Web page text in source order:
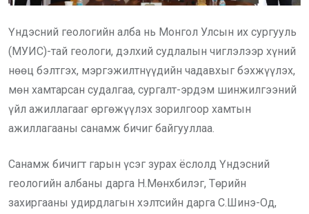
Үндэсний геологийн алба нь Монгол Улсын их сургууль
(МУИС)-тай геологи, дэлхий судлалын чиглэлээр хүний
нөөц бэлтгэх, мэргэжилтнүүдийн чадавхыг бэхжүүлэх,
мөн хамтарсан судалгаа, сургалт-эрдэм шинжилгээний
үйл ажиллагааг өргөжүүлэх зорилгоор хамтын
ажиллагааны санамж бичиг байгууллаа.
Санамж бичигт гарын үсэг зурах ёслолд Үндэсний
геологийн албаны дарга Н.Мөнхбилэг, Төрийн
захиргааны удирдлагын хэлтсийн дарга С.Шинэ-Од,